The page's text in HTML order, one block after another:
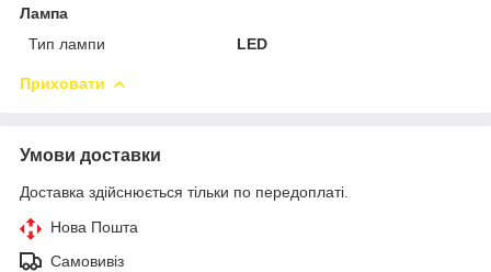
Лампа
Тип лампи
LED
Приховати
Умови доставки
Доставка здійснюється тільки по передоплаті.
Нова Пошта
Самовивіз